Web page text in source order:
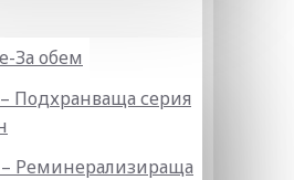
За обем
Подхранваща серия
– Реминерализираща